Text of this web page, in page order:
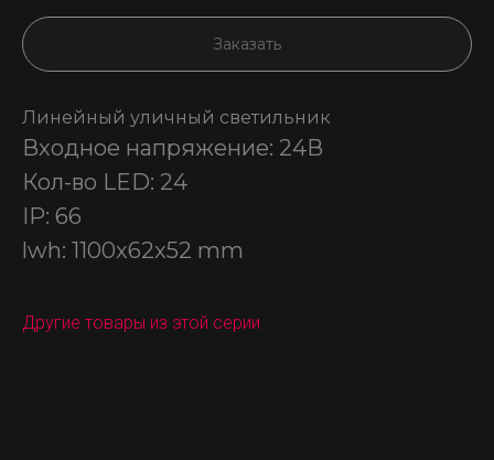
Заказать
Линейный уличный светильник
Входное напряжение: 24В
Кол-во LED: 24
IP: 66
lwh: 1100x62x52 mm
Другие товары из этой серии